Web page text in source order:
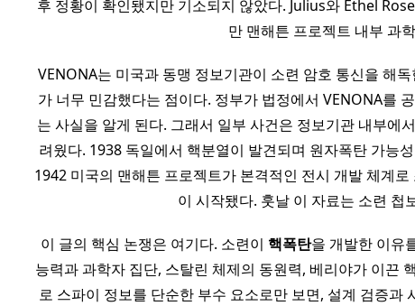
후 정황이 확인됐지만 기소되지 않았다. Julius와 Ethel
만 맨해튼 프로젝트 내부 과
VENONA는 미국과 동맹 정보기관이 소련 암호 통신을 해
가 너무 민감했다는 점이다. 정부가 법정에서 VENONA를
는 사실을 알게 된다. 그래서 일부 사건은 정보기관 내부에
려웠다. 1938 독일에서 핵분열이 발견되며 원자폭탄 가능
1942 미국의 맨해튼 프로젝트가 본격적인 전시 개발 체계
이 시작됐다. 훗날 이 자료는 소련 첩
이 글의 핵심 논쟁은 여기다. 소련이 핵폭탄을 개발한 이유
능력과 과학자 집단, 스탈린 체제의 동원력, 베리야가 이끈
로 스파이 정보를 단순한 부수 요소로만 보면, 설계 검증과